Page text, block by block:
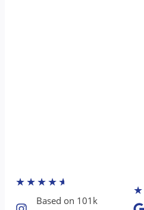
★★★★★
Based on 101k
★